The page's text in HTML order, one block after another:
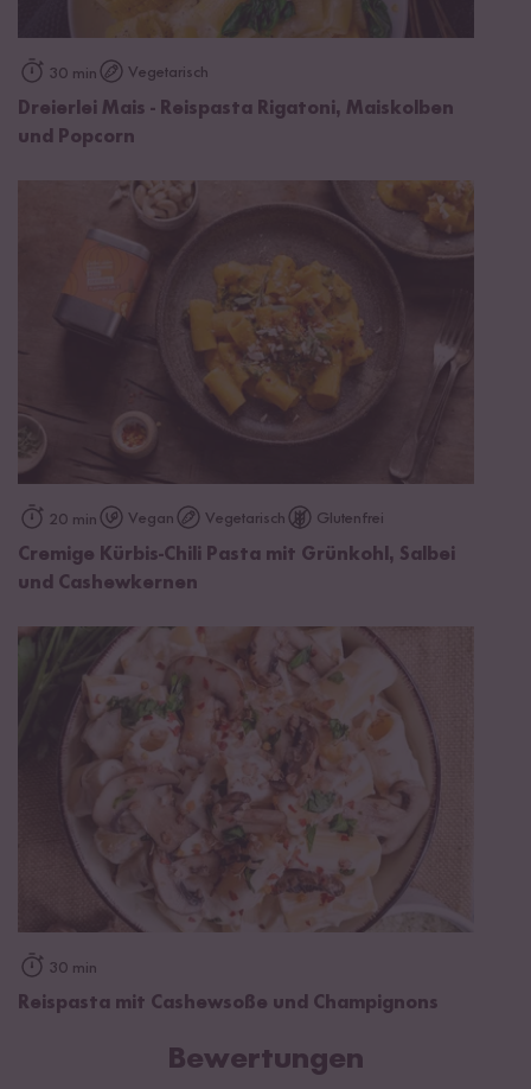
30 min Vegetarisch
Dreierlei Mais - Reispasta Rigatoni, Maiskolben
und Popcorn
20 min Vegan Vegetarisch Glutenfrei
Cremige Kürbis-Chili Pasta mit Grünkohl, Salbei
und Cashewkernen
30 min
Reispasta mit Cashewsoße und Champignons
Bewertungen